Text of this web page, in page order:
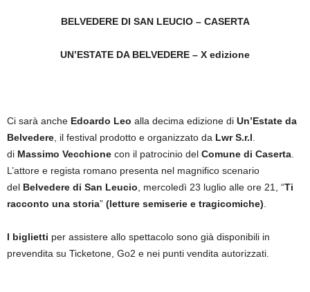
BELVEDERE DI SAN LEUCIO – CASERTA
UN’ESTATE DA BELVEDERE – X edizione
Ci sarà anche Edoardo Leo alla decima edizione di Un’Estate da
Belvedere , il festival prodotto e organizzato da Lwr S.r.l
di Massimo Vecchione con il patrocinio del Comune di Caserta
L’attore e regista romano presenta nel magnifico scenario
del Belvedere di San Leucio , mercoledì 23 luglio alle ore 21, “Ti
racconto una storia” (letture semiserie e tragicomiche)
I biglietti per assistere allo spettacolo sono già disponibili in
prevendita su Ticketone, Go2 e nei punti vendita autorizzati.